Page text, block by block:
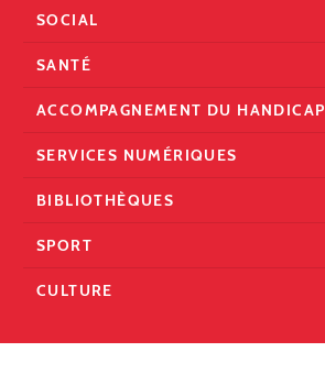
SOCIAL
SANTÉ
ACCOMPAGNEMENT DU HANDICAP
SERVICES NUMÉRIQUES
BIBLIOTHÈQUES
SPORT
CULTURE